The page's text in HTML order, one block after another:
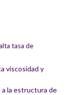
tasa de
viscosidad y
a la estructura de